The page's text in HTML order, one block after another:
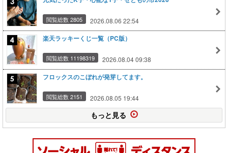
閲覧総数 2805 2026.08.06 22:54
楽天ラッキーくじ一覧（PC版）
閲覧総数 11198319 2026.08.04 09:38
フロックスのこぼれが発芽してます。
閲覧総数 2151 2026.08.05 19:44
もっと見る